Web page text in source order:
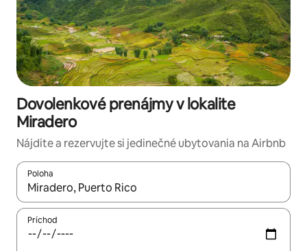
Dovolenkové prenájmy v lokalite
Miradero
Nájdite a rezervujte si jedinečné ubytovania na Airbnb
Poloha
Keď budú výsledky k dispozícii, môžete si ich prechádzať
Príchod